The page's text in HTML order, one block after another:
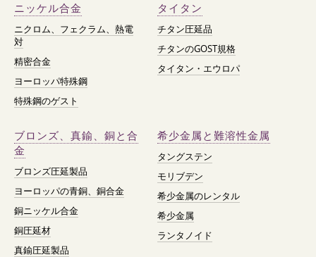
ニッケル合金
ニクロム、フェクラム、熱電
対
精密合金
ヨーロッパ特殊鋼
特殊鋼のゲスト
タイタン
チタン圧延品
チタンのGOST規格
タイタン・エウロパ
ブロンズ、真鍮、銅と合
金
ブロンズ圧延製品
ヨーロッパの青銅、銅合金
銅ニッケル合金
銅圧延材
真鍮圧延製品
希少金属と難溶性金属
タングステン
モリブデン
希少金属のレンタル
希少金属
ランタノイド